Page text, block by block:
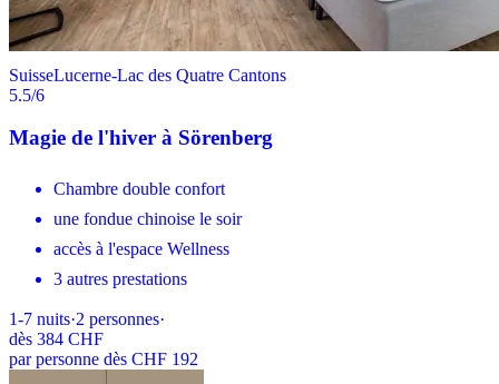
SuisseLucerne-Lac des Quatre Cantons
5.5/6
Magie de l'hiver à Sörenberg
Chambre double confort
une fondue chinoise le soir
accès à l'espace Wellness
3 autres prestations
1-7 nuits·2 personnes·
dès 384 CHF
par personne dès CHF 192